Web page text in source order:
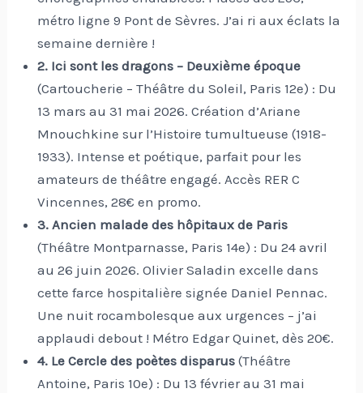
métro ligne 9 Pont de Sèvres. J’ai ri aux éclats la
semaine dernière !
2. Ici sont les dragons – Deuxième époque
(Cartoucherie – Théâtre du Soleil, Paris 12e) : Du
13 mars au 31 mai 2026. Création d’Ariane
Mnouchkine sur l’Histoire tumultueuse (1918-
1933). Intense et poétique, parfait pour les
amateurs de théâtre engagé. Accès RER C
Vincennes, 28€ en promo.
3. Ancien malade des hôpitaux de Paris
(Théâtre Montparnasse, Paris 14e) : Du 24 avril
au 26 juin 2026. Olivier Saladin excelle dans
cette farce hospitalière signée Daniel Pennac.
Une nuit rocambolesque aux urgences – j’ai
applaudi debout ! Métro Edgar Quinet, dès 20€.
4. Le Cercle des poètes disparus (Théâtre
Antoine, Paris 10e) : Du 13 février au 31 mai